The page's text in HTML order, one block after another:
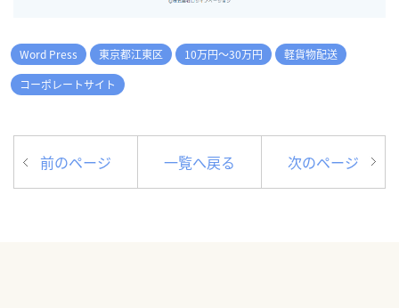
Word Press 東京都江東区 10万円～30万円
軽貨物配送
コーポレートサイト
前のページ 一覧へ戻る 次のページ